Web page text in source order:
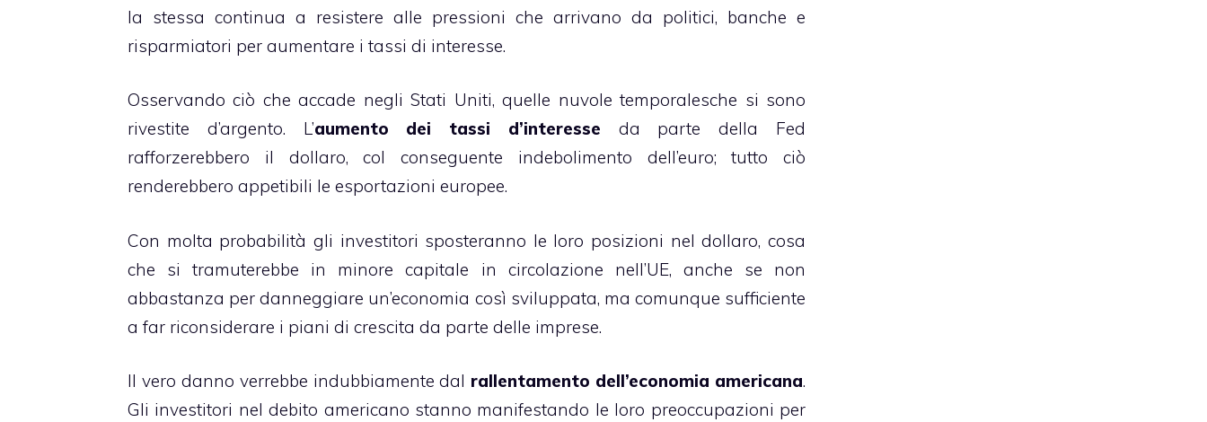
la stessa continua a resistere alle pressioni che arrivano da politici, banche e
risparmiatori per aumentare i tassi di interesse.
Osservando ciò che accade negli Stati Uniti, quelle nuvole temporalesche si sono
rivestite d’argento. L’aumento dei tassi d’interesse da parte della Fed
rafforzerebbero il dollaro, col conseguente indebolimento dell’euro; tutto ciò
renderebbero appetibili le esportazioni europee.
Con molta probabilità gli investitori sposteranno le loro posizioni nel dollaro, cosa
che si tramuterebbe in minore capitale in circolazione nell’UE, anche se non
abbastanza per danneggiare un’economia così sviluppata, ma comunque sufficiente
a far riconsiderare i piani di crescita da parte delle imprese.
Il vero danno verrebbe indubbiamente dal rallentamento dell’economia americana.
Gli investitori nel debito americano stanno manifestando le loro preoccupazioni per